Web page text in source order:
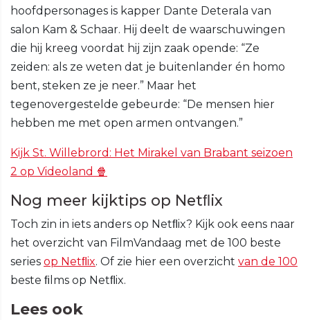
hoofdpersonages is kapper Dante Deterala van
salon Kam & Schaar. Hij deelt de waarschuwingen
die hij kreeg voordat hij zijn zaak opende: “Ze
zeiden: als ze weten dat je buitenlander én homo
bent, steken ze je neer.” Maar het
tegenovergestelde gebeurde: “De mensen hier
hebben me met open armen ontvangen.”
Kijk St. Willebrord: Het Mirakel van Brabant seizoen
2 op Videoland 🍿
Nog meer kijktips op Netﬂix
Toch zin in iets anders op Netﬂix? Kijk ook eens naar
het overzicht van FilmVandaag met de 100 beste
series op Netﬂix. Of zie hier een overzicht van de 100
beste ﬁlms op Netﬂix.
Lees ook